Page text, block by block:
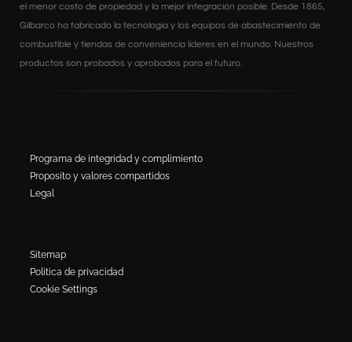
el menor costo de propiedad y la mejor integración posible. Desde 1865,
Gilbarco ha fabricado la tecnología y los equipos de abastecimiento de
combustible y tiendas de conveniencia líderes en el mundo. Nuestros
productos son probados y aprobados para el futuro.
Programa de integridad y complimiento
Proposito y valores compartidos
Legal
Sitemap
Politica de privacidad
Cookie Settings